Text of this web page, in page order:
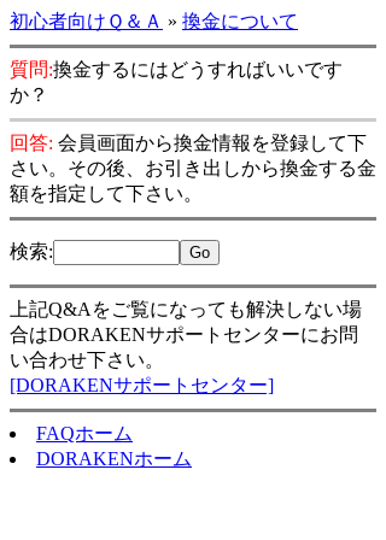
初心者向けＱ＆Ａ » 換金について
質問:換金するにはどうすればいいです
か？
回答: 会員画面から換金情報を登録して下
さい。その後、お引き出しから換金する金
額を指定して下さい。
検索:
上記Q&Aをご覧になっても解決しない場
合はDORAKENサポートセンターにお問
い合わせ下さい。
[DORAKENサポートセンター]
FAQホーム
DORAKENホーム